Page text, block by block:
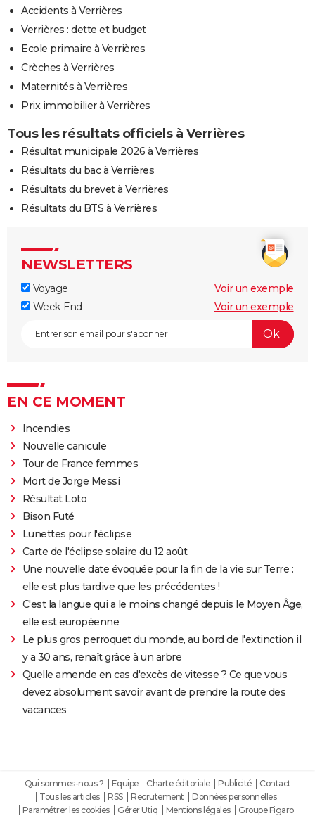
Accidents à Verrières
Verrières : dette et budget
Ecole primaire à Verrières
Crèches à Verrières
Maternités à Verrières
Prix immobilier à Verrières
Tous les résultats officiels à Verrières
Résultat municipale 2026 à Verrières
Résultats du bac à Verrières
Résultats du brevet à Verrières
Résultats du BTS à Verrières
NEWSLETTERS
Voyage
Voir un exemple
Week-End
Voir un exemple
EN CE MOMENT
Incendies
Nouvelle canicule
Tour de France femmes
Mort de Jorge Messi
Résultat Loto
Bison Futé
Lunettes pour l'éclipse
Carte de l'éclipse solaire du 12 août
Une nouvelle date évoquée pour la fin de la vie sur Terre :
elle est plus tardive que les précédentes !
C'est la langue qui a le moins changé depuis le Moyen Âge,
elle est européenne
Le plus gros perroquet du monde, au bord de l'extinction il
y a 30 ans, renaît grâce à un arbre
Quelle amende en cas d'excès de vitesse ? Ce que vous
devez absolument savoir avant de prendre la route des
vacances
Qui sommes-nous ? Equipe Charte éditoriale Publicité
Contact
Tous les articles
RSS Recrutement
Données personnelles
Paramétrer les cookies
Gérer Utiq Mentions légales Groupe Figaro